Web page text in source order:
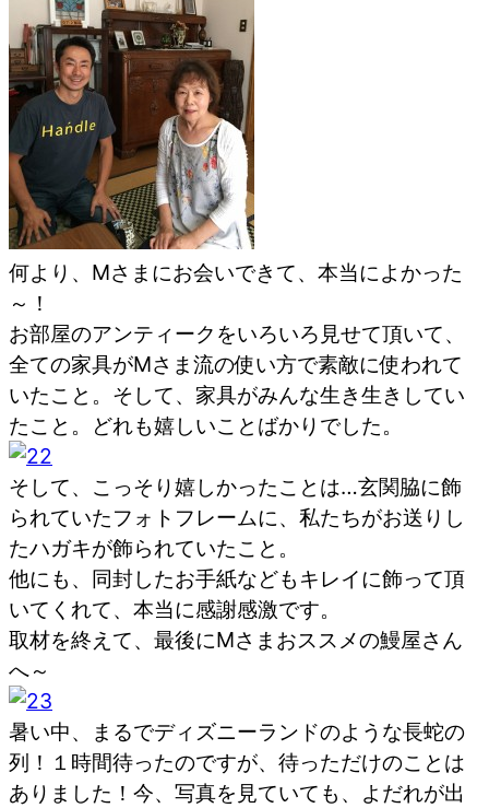
何より、Mさまにお会いできて、本当によかった
～！
お部屋のアンティークをいろいろ見せて頂いて、
全ての家具がMさま流の使い方で素敵に使われて
いたこと。そして、家具がみんな生き生きしてい
たこと。どれも嬉しいことばかりでした。
そして、こっそり嬉しかったことは…玄関脇に飾
られていたフォトフレームに、私たちがお送りし
たハガキが飾られていたこと。
他にも、同封したお手紙などもキレイに飾って頂
いてくれて、本当に感謝感激です。
取材を終えて、最後にMさまおススメの鰻屋さん
へ～
暑い中、まるでディズニーランドのような長蛇の
列！１時間待ったのですが、待っただけのことは
ありました！今、写真を見ていても、よだれが出